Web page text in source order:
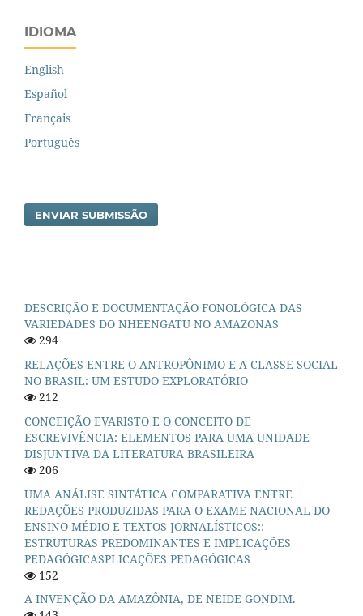
IDIOMA
English
Español
Français
Português
ENVIAR SUBMISSÃO
DESCRIÇÃO E DOCUMENTAÇÃO FONOLÓGICA DAS
VARIEDADES DO NHEENGATU NO AMAZONAS
294
RELAÇÕES ENTRE O ANTROPÔNIMO E A CLASSE SOCIAL
NO BRASIL: UM ESTUDO EXPLORATÓRIO
212
CONCEIÇÃO EVARISTO E O CONCEITO DE
ESCREVIVÊNCIA: ELEMENTOS PARA UMA UNIDADE
DISJUNTIVA DA LITERATURA BRASILEIRA
206
UMA ANÁLISE SINTÁTICA COMPARATIVA ENTRE
REDAÇÕES PRODUZIDAS PARA O EXAME NACIONAL DO
ENSINO MÉDIO E TEXTOS JORNALÍSTICOS::
ESTRUTURAS PREDOMINANTES E IMPLICAÇÕES
PEDAGÓGICASPLICAÇÕES PEDAGÓGICAS
152
A INVENÇÃO DA AMAZÔNIA, DE NEIDE GONDIM.